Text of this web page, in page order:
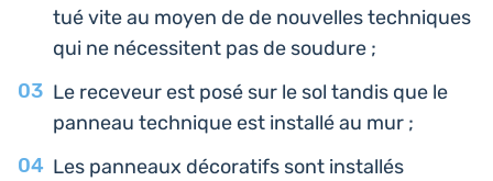
tué vite au moyen de de nou­velles tech­niques
qui ne néces­sitent pas de soudure ;
Le rece­veur est posé sur le sol tandis que le
panneau tech­nique est ins­tal­lé au mur ;
Les pan­neaux déco­ra­tifs sont ins­tal­lés